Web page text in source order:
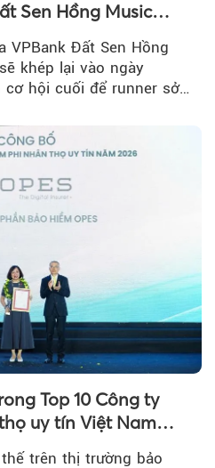
Sen Hồng Music
VPBank Đất Sen Hồng
khép lại vào ngày
hội cuối để runner sở
Top 10 Công ty
uy tín Việt Nam
trên thị trường bảo